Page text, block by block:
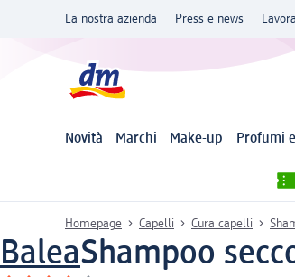
La nostra azienda Press e news
Novità Marchi Make-up Profumi
Homepage Capelli Cura capelli
BaleaShampoo